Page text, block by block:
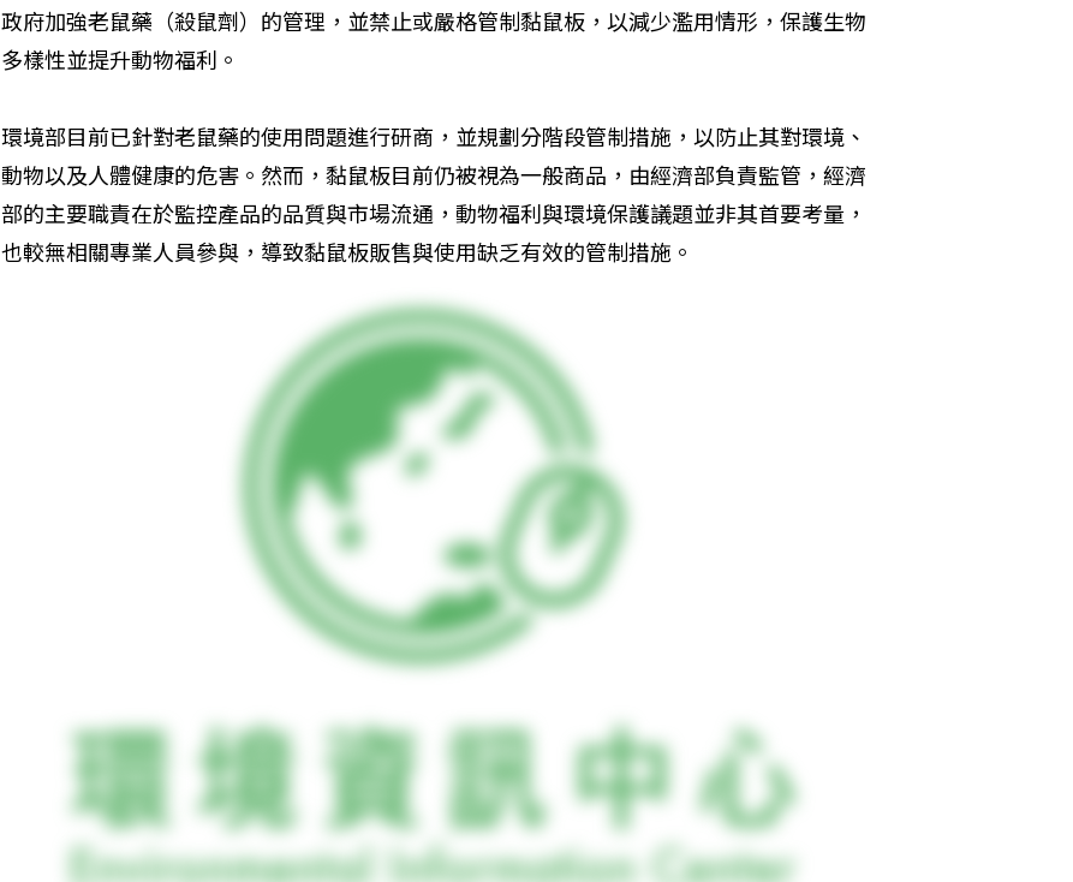
政府加強老鼠藥（殺鼠劑）的管理，並禁止或嚴格管制黏鼠板，以減少濫用情形，保護生物
多樣性並提升動物福利。
環境部目前已針對老鼠藥的使用問題進行研商，並規劃分階段管制措施，以防止其對環境、
動物以及人體健康的危害。然而，黏鼠板目前仍被視為一般商品，由經濟部負責監管，經濟
部的主要職責在於監控產品的品質與市場流通，動物福利與環境保護議題並非其首要考量，
也較無相關專業人員參與，導致黏鼠板販售與使用缺乏有效的管制措施。